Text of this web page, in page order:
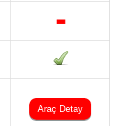
Araç Detay